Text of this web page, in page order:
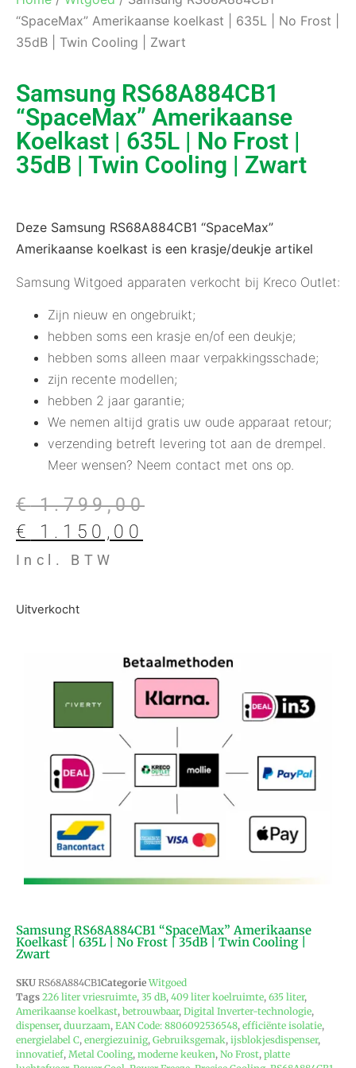
“SpaceMax” Amerikaanse koelkast | 635L | No Frost |
35dB | Twin Cooling | Zwart
Samsung RS68A884CB1
“SpaceMax” Amerikaanse
Koelkast | 635L | No Frost |
35dB | Twin Cooling | Zwart
Deze Samsung RS68A884CB1 “SpaceMax”
Amerikaanse koelkast is een krasje/deukje artikel
Samsung Witgoed apparaten verkocht bij Kreco Outlet:
Zijn nieuw en ongebruikt;
hebben soms een krasje en/of een deukje;
hebben soms alleen maar verpakkingsschade;
zijn recente modellen;
hebben 2 jaar garantie;
We nemen altijd gratis uw oude apparaat retour;
verzending betreft levering tot aan de drempel.
Meer wensen? Neem contact met ons op.
€1.799,00
€
1.150,00
Incl. BTW
Uitverkocht
Samsung RS68A884CB1 “SpaceMax” Amerikaanse
Koelkast | 635L | No Frost | 35dB | Twin Cooling |
Zwart
SKU RS68A884CB1Categorie Witgoed
Tags 226 liter vriesruimte, 35 dB, 409 liter koelruimte, 635 liter,
Amerikaanse koelkast, betrouwbaar, Digital Inverter-technologie,
dispenser, duurzaam, EAN Code: 8806092536548, efficiënte isolatie,
energielabel C, energiezuinig, Gebruiksgemak, ijsblokjesdispenser,
innovatief, Metal Cooling, moderne keuken, No Frost, platte